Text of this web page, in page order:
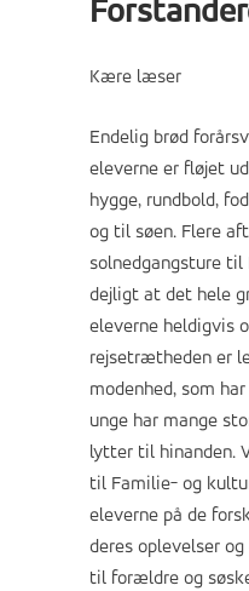
Kære læser
Endelig brød
eleverne er fløjet
hygge, rundbold,
og til søen. Flere
solnedgangsture til
dejligt at det hele
eleverne heldigvis
rejsetrætheden er
modenhed, som
unge har mange
lytter til hinanden.
til Familie- og
eleverne på de
deres oplevelser
til forældre og